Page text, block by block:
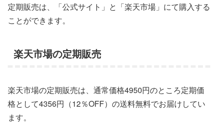
定期販売は、「公式サイト」と「楽天市場」にて購入する
ことができます。
楽天市場の定期販売
楽天市場の定期販売は、通常価格4950円のところ定期価
格として4356円（12％OFF）の送料無料でお届けしてい
ます。